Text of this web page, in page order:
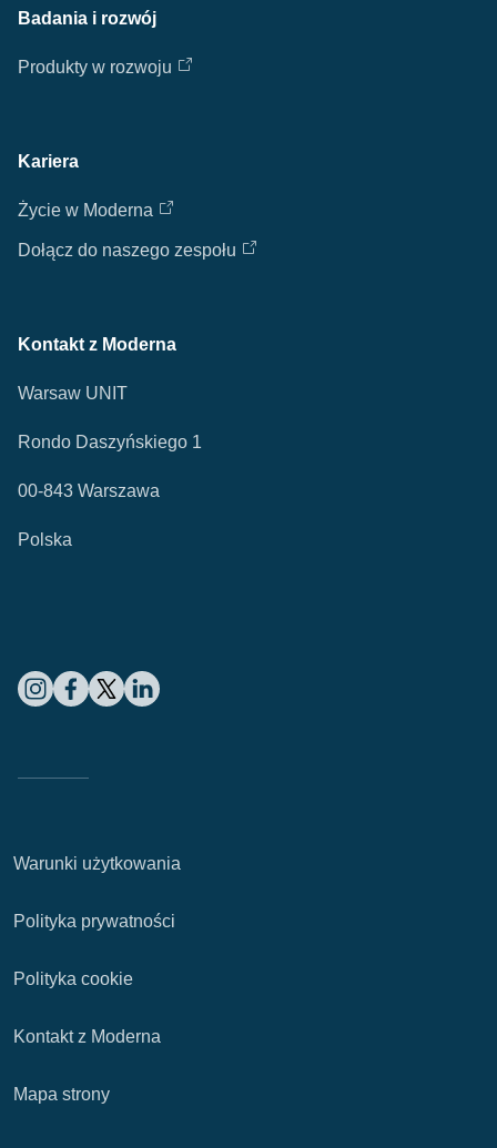
Badania i rozwój
Produkty w rozwoju
Kariera
Życie w Moderna
Dołącz do naszego zespołu
Kontakt z Moderna
Warsaw UNIT
Rondo Daszyńskiego 1
00-843 Warszawa
Polska
Warunki użytkowania
Polityka prywatności
Polityka cookie
Kontakt z Moderna
Mapa strony